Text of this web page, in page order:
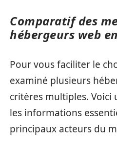
Comparatif des
hébergeurs web
Pour vous faciliter le
examiné plusieurs
critères multiples.
les informations
principaux acteurs du